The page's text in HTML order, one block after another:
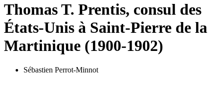
Thomas T. Prentis, consul des
États-Unis à Saint-Pierre de la
Martinique (1900-1902)
Sébastien Perrot-Minnot